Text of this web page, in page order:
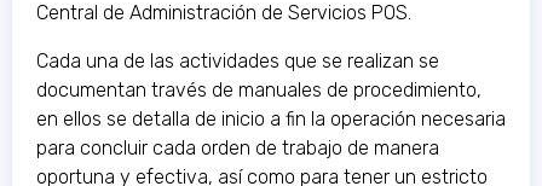
Central de Administración de Servicios POS.
Cada una de las actividades que se realizan se
documentan través de manuales de procedimiento,
en ellos se detalla de inicio a fin la operación necesaria
para concluir cada orden de trabajo de manera
oportuna y efectiva, así como para tener un estricto